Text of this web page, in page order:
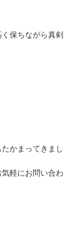
保ちながら真剣
かまってきまし
軽にお問い合わ